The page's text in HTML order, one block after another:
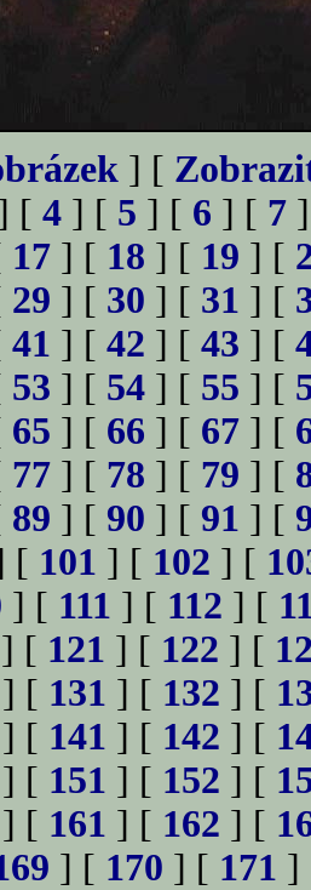
] [
[ 4 ] [ 5 ] [ 6 ] [ 7
17 ] [ 18 ] [ 19 ] [
29 ] [ 30 ] [ 31 ] [
41 ] [ 42 ] [ 43 ] [
53 ] [ 54 ] [ 55 ] [
65 ] [ 66 ] [ 67 ] [
77 ] [ 78 ] [ 79 ] [
89 ] [ 90 ] [ 91 ] [
[ 101 ] [ 102 ] [
] [ 111 ] [ 112 ] [
] [ 121 ] [ 122 ] [
] [ 131 ] [ 132 ] [
] [ 141 ] [ 142 ] [
] [ 151 ] [ 152 ] [
] [ 161 ] [ 162 ] [
] [ 170 ] [ 171 ]